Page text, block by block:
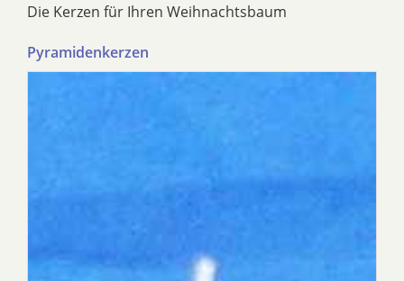
Die Kerzen für Ihren Weihnachtsbaum
Pyramidenkerzen